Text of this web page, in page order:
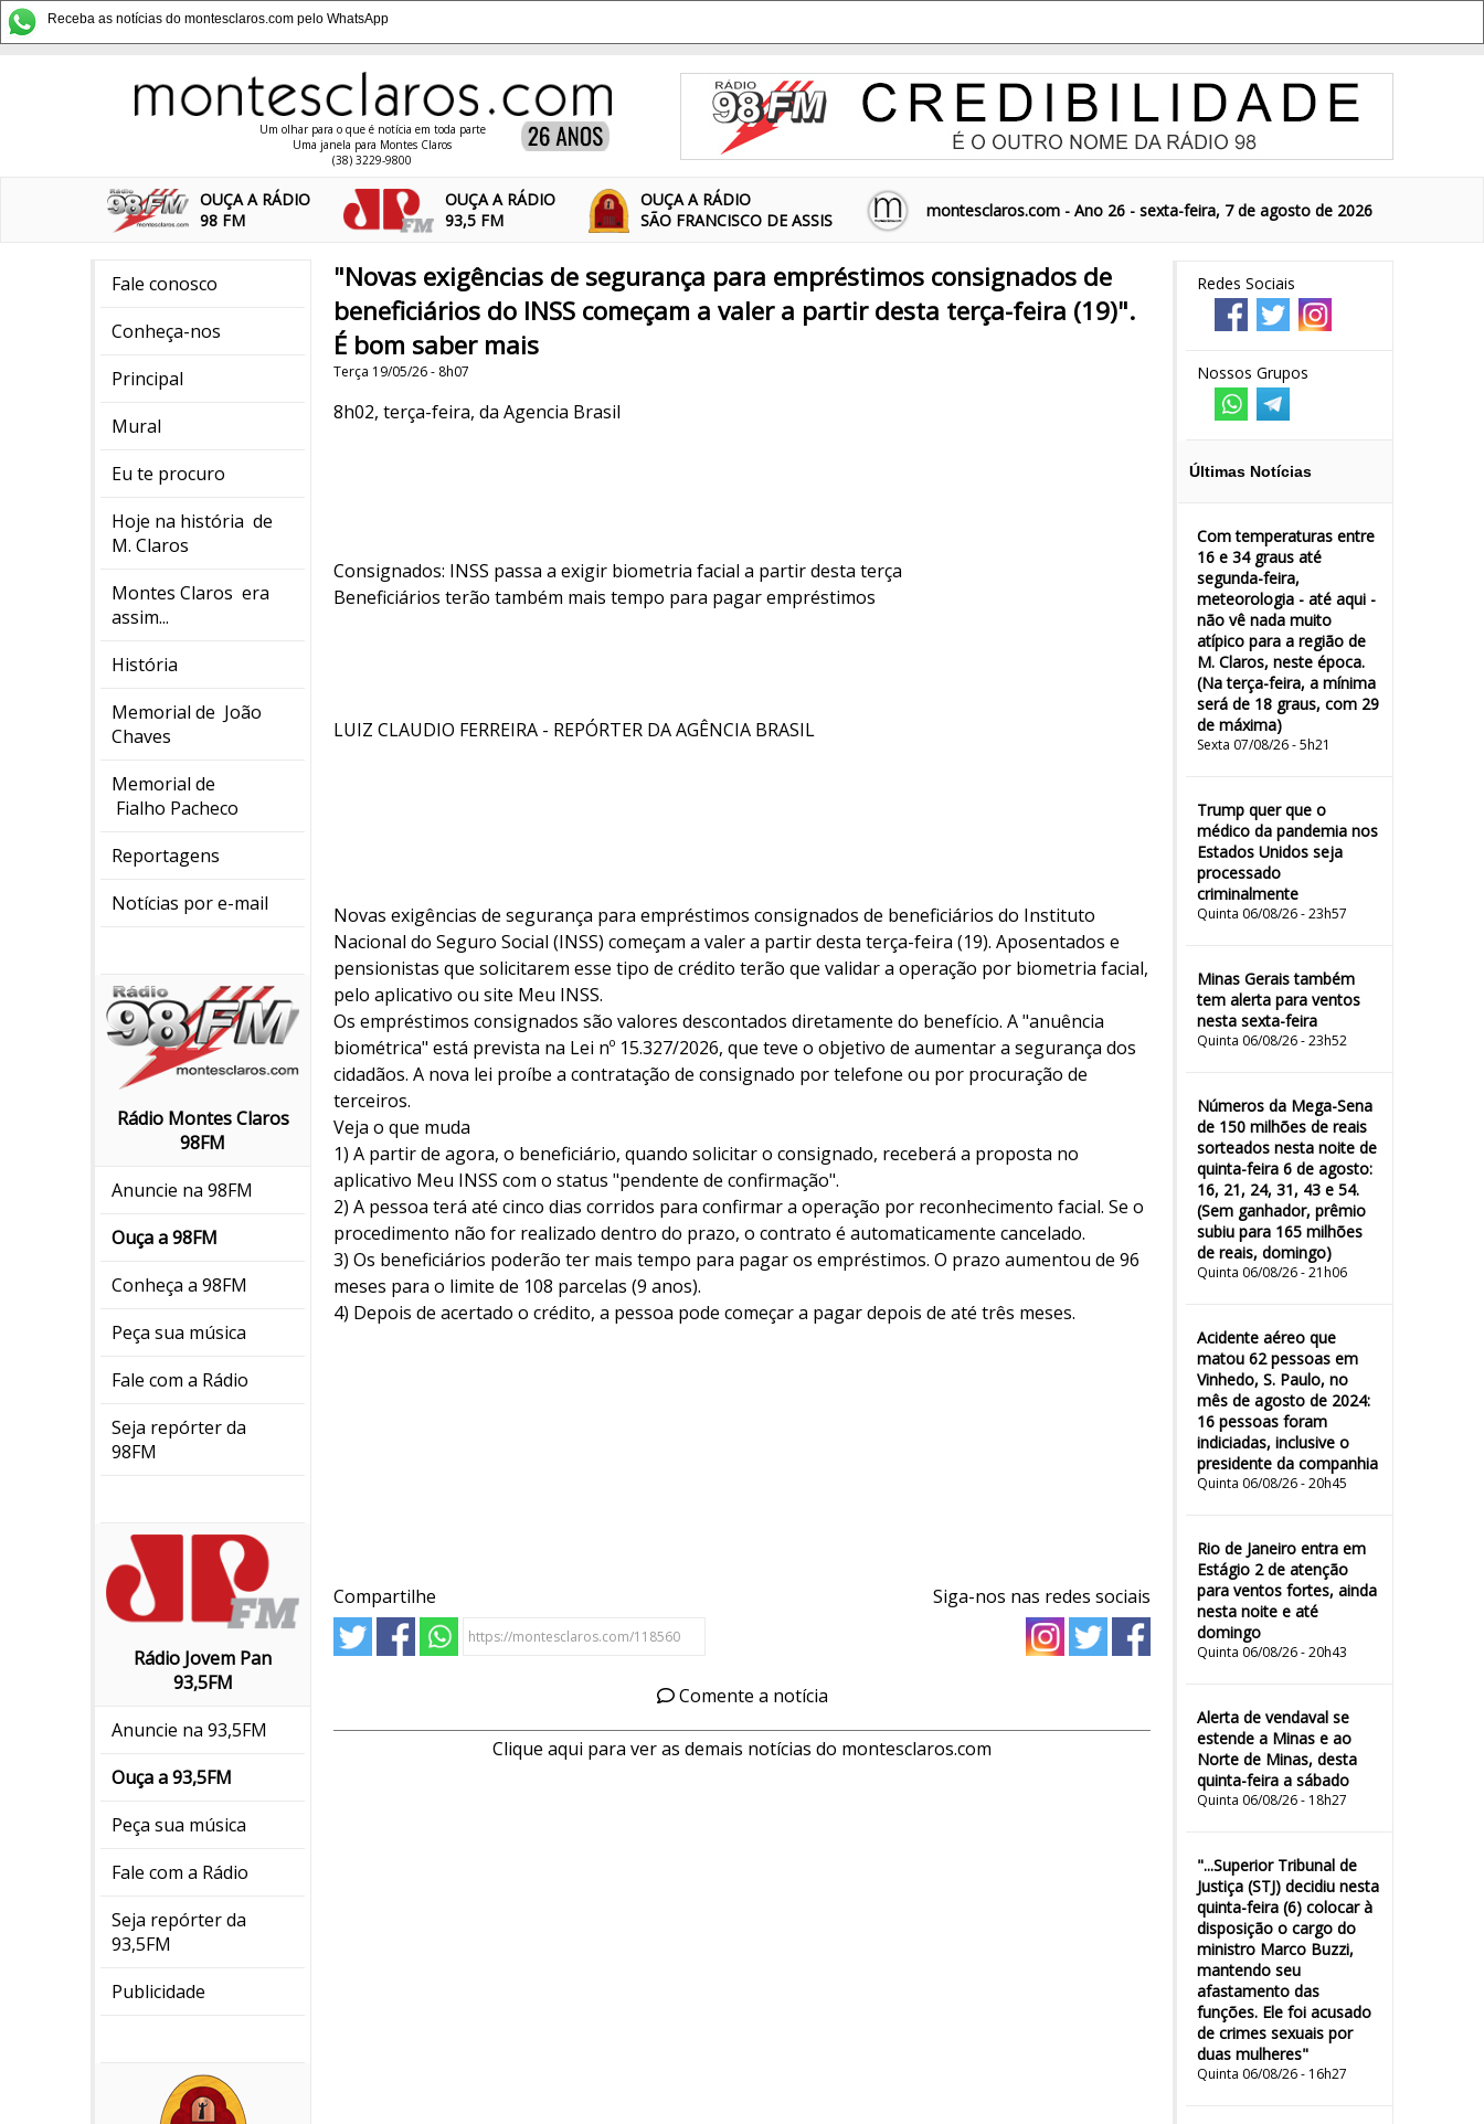
Receba as notícias do montesclaros.com pelo WhatsApp
Um olhar para o que é notícia em toda parte
Uma janela para Montes Claros
(38) 3229-9800
OUÇA A RÁDIO
98 FM
OUÇA A RÁDIO
93,5 FM
OUÇA A RÁDIO
SÃO FRANCISCO DE ASSIS
montesclaros.com - Ano 26 - sexta-feira, 7 de agosto de 2026
Fale conosco
Conheça-nos
Principal
Mural
Eu te procuro
Hoje na história de
M. Claros
Montes Claros era
assim...
História
Memorial de João
Chaves
Memorial de
Fialho Pacheco
Reportagens
Notícias por e-mail
Rádio Montes Claros
98FM
Anuncie na 98FM
Ouça a 98FM
Conheça a 98FM
Peça sua música
Fale com a Rádio
Seja repórter da
98FM
Rádio Jovem Pan
93,5FM
Anuncie na 93,5FM
Ouça a 93,5FM
Peça sua música
Fale com a Rádio
Seja repórter da
93,5FM
Publicidade
Redes Sociais
Nossos Grupos
Últimas Notícias
Com temperaturas entre
16 e 34 graus até
segunda-feira,
meteorologia - até aqui -
não vê nada muito
atípico para a região de
M. Claros, neste época.
(Na terça-feira, a mínima
será de 18 graus, com 29
de máxima)
Sexta 07/08/26 - 5h21
Trump quer que o
médico da pandemia nos
Estados Unidos seja
processado
criminalmente
Quinta 06/08/26 - 23h57
Minas Gerais também
tem alerta para ventos
nesta sexta-feira
Quinta 06/08/26 - 23h52
Números da Mega-Sena
de 150 milhões de reais
sorteados nesta noite de
quinta-feira 6 de agosto:
16, 21, 24, 31, 43 e 54.
(Sem ganhador, prêmio
subiu para 165 milhões
de reais, domingo)
Quinta 06/08/26 - 21h06
Acidente aéreo que
matou 62 pessoas em
Vinhedo, S. Paulo, no
mês de agosto de 2024:
16 pessoas foram
indiciadas, inclusive o
presidente da companhia
Quinta 06/08/26 - 20h45
Rio de Janeiro entra em
Estágio 2 de atenção
para ventos fortes, ainda
nesta noite e até
domingo
Quinta 06/08/26 - 20h43
Alerta de vendaval se
estende a Minas e ao
Norte de Minas, desta
quinta-feira a sábado
Quinta 06/08/26 - 18h27
"...Superior Tribunal de
Justiça (STJ) decidiu nesta
quinta-feira (6) colocar à
disposição o cargo do
ministro Marco Buzzi,
mantendo seu
afastamento das
funções. Ele foi acusado
de crimes sexuais por
duas mulheres"
Quinta 06/08/26 - 16h27
"Novas exigências de segurança para empréstimos consignados de
beneficiários do INSS começam a valer a partir desta terça-feira (19)".
É bom saber mais
Terça 19/05/26 - 8h07
8h02, terça-feira, da Agencia Brasil
Consignados: INSS passa a exigir biometria facial a partir desta terça
Beneficiários terão também mais tempo para pagar empréstimos
LUIZ CLAUDIO FERREIRA - REPÓRTER DA AGÊNCIA BRASIL
Novas exigências de segurança para empréstimos consignados de beneficiários do Instituto
Nacional do Seguro Social (INSS) começam a valer a partir desta terça-feira (19). Aposentados e
pensionistas que solicitarem esse tipo de crédito terão que validar a operação por biometria facial,
pelo aplicativo ou site Meu INSS.
Os empréstimos consignados são valores descontados diretamente do benefício. A "anuência
biométrica" está prevista na Lei nº 15.327/2026, que teve o objetivo de aumentar a segurança dos
cidadãos. A nova lei proíbe a contratação de consignado por telefone ou por procuração de
terceiros.
Veja o que muda
1) A partir de agora, o beneficiário, quando solicitar o consignado, receberá a proposta no
aplicativo Meu INSS com o status "pendente de confirmação".
2) A pessoa terá até cinco dias corridos para confirmar a operação por reconhecimento facial. Se o
procedimento não for realizado dentro do prazo, o contrato é automaticamente cancelado.
3) Os beneficiários poderão ter mais tempo para pagar os empréstimos. O prazo aumentou de 96
meses para o limite de 108 parcelas (9 anos).
4) Depois de acertado o crédito, a pessoa pode começar a pagar depois de até três meses.
Compartilhe Siga-nos nas redes sociais
Comente a notícia
Clique aqui para ver as demais notícias do montesclaros.com